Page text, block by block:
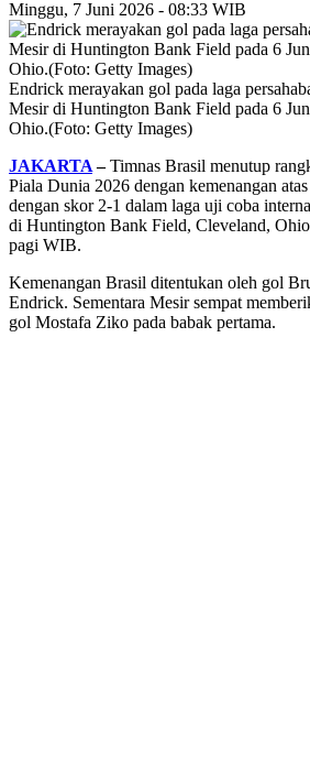
Minggu, 7 Juni 2026 - 08:33 WIB
Endrick merayakan gol pada laga
Mesir di Huntington Bank Field pada 6
Ohio.(Foto: Getty Images)
JAKARTA–Timnas Brasil menutup
Piala Dunia 2026 dengan kemenangan
dengan skor 2-1 dalam laga uji coba
di Huntington Bank Field, Cleveland,
pagi WIB.
Kemenangan Brasil ditentukan oleh gol
Endrick. Sementara Mesir sempat
gol Mostafa Ziko pada babak pertama.